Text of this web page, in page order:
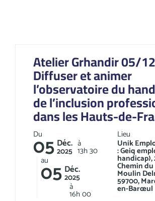
Atelier Grhandir 05/
Diffuser et animer
l’observatoire du
de l’inclusion
dans les Hauts-de-
Du
05 Déc.
2025
à
13h30
au
05 Déc.
2025
à
16h00
Lieu
Unik
: Geiq
handicap),
Chemin du
Moulin
59700,
en-Barœul